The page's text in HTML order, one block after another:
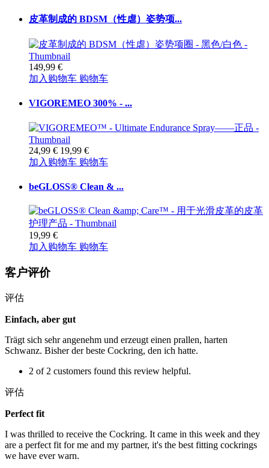
皮革制成的 BDSM（性虐）姿势项...
149,99 €
加入购物车 购物车
VIGOREMEO 300% - ...
24,99 € 19,99 €
加入购物车 购物车
beGLOSS® Clean & ...
19,99 €
加入购物车 购物车
客户评价
评估
Einfach, aber gut
Trägt sich sehr angenehm und erzeugt einen prallen, harten
Schwanz. Bisher der beste Cockring, den ich hatte.
2 of 2 customers found this review helpful.
评估
Perfect fit
I was thrilled to receive the Cockring. It came in this week and they
are a perfect fit for me and my partner, it's the best fitting cockrings
we have ever warn.